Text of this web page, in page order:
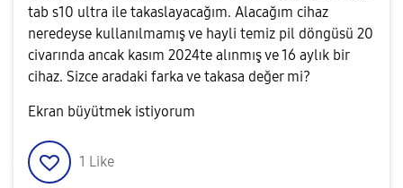
tab s10 ultra ile takaslayacağım. Alacağım cihaz
neredeyse kullanılmamış ve hayli temiz pil döngüsü 20
civarında ancak kasım 2024te alınmış ve 16 aylık bir
cihaz. Sizce aradaki farka ve takasa değer mi?
Ekran büyütmek istiyorum
1 Like